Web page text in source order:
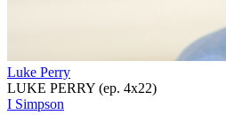
Luke Perry
LUKE PERRY (ep. 4x22)
I Simpson